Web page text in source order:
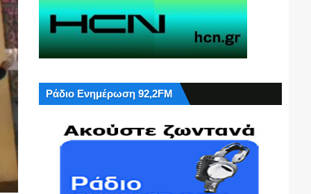
Ράδιο Ενημέρωση 92,2FM